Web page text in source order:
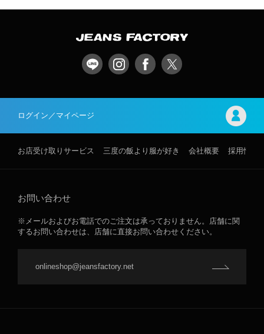
ログイン／マイページ
お店受け取りサービス 三度の飯より服が好き 会社概要 採用情報
お問い合わせ
※メールおよびお電話でのご注文は承っておりません。店舗に関
するお問い合わせは、店舗に直接お問い合わせください。
onlineshop@jeansfactory.net